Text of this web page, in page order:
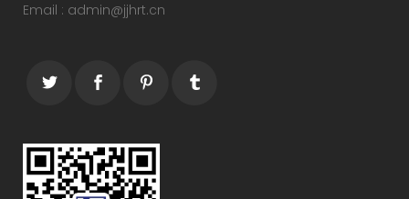
Email : admin@jjhrt.cn